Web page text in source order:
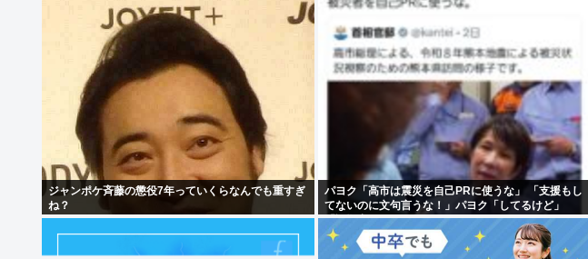
ジャンポケ斉藤の懲役7年っていくらなんでも重すぎ
ね？
パヨク「高市は震災を自己PRに使うな」 「支援もし
てないのに文句言うな！」パヨク「してるけど」
「証拠出せ！」